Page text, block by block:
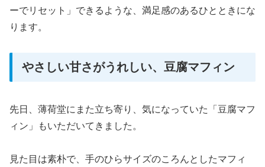
ーでリセット」できるような、満足感のあるひとときにな
ります。
やさしい甘さがうれしい、豆腐マフィン
先日、薄荷堂にまた立ち寄り、気になっていた「豆腐マフ
ィン」もいただいてきました。
見た目は素朴で、手のひらサイズのころんとしたマフィ